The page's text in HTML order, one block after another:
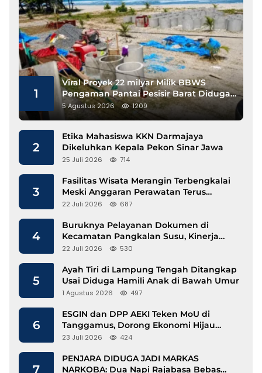
1
Viral Proyek 22 milyar Milik BBWS
Pengaman Pantai Pesisir Barat Diduga
Gunakan Besi Banci
5 Agustus 2026 1209
2
Etika Mahasiswa KKN Darmajaya
Dikeluhkan Kepala Pekon Sinar Jawa
25 Juli 2026 714
3
Fasilitas Wisata Merangin Terbengkalai
Meski Anggaran Perawatan Terus
Mengalir
22 Juli 2026 687
4
Buruknya Pelayanan Dokumen di
Kecamatan Pangkalan Susu, Kinerja
Disdukcapil Langkat Disorot
22 Juli 2026 530
5
Ayah Tiri di Lampung Tengah Ditangkap
Usai Diduga Hamili Anak di Bawah Umur
1 Agustus 2026 497
6
ESGIN dan DPP AEKI Teken MoU di
Tanggamus, Dorong Ekonomi Hijau
Berbasis Kopi dan Perdagangan Karbon
23 Juli 2026 424
7
PENJARA DIDUGA JADI MARKAS
NARKOBA: Dua Napi Rajabasa Bebas